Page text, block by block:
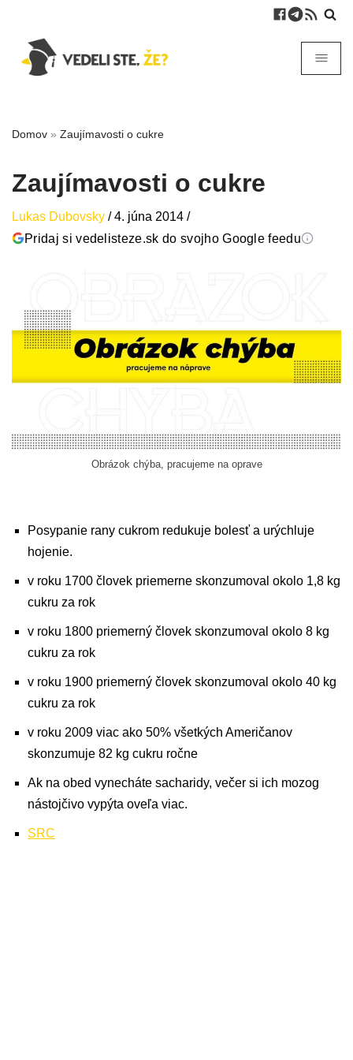
Domov » Zaujímavosti o cukre
Zaujímavosti o cukre
Lukas Dubovsky /4. júna 2014 /
Pridaj si vedelisteze.sk do svojho Google feedu
Obrázok chýba, pracujeme na oprave
Posypanie rany cukrom redukuje bolesť a urýchluje
hojenie.
v roku 1700 človek priemerne skonzumoval okolo 1,8 kg
cukru za rok
v roku 1800 priemerný človek skonzumoval okolo 8 kg
cukru za rok
v roku 1900 priemerný človek skonzumoval okolo 40 kg
cukru za rok
v roku 2009 viac ako 50% všetkých Američanov
skonzumuje 82 kg cukru ročne
Ak na obed vynecháte sacharidy, večer si ich mozog
nástojčivo vypýta oveľa viac.
SRC